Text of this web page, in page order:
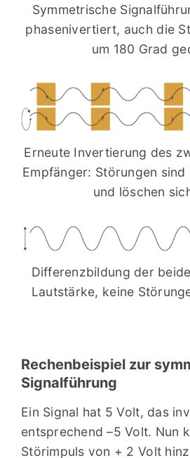
Symmetrische
phasenivertiert, auch die
um 180 Grad
Erneute Invertierung des
Empfänger: Störungen
und löschen
Differenzbildung der
Lautstärke, keine
Rechenbeispiel zur
Signalführung
Ein Signal hat 5 Volt, das
entsprechend –5 Volt. Nun
Störimpuls von + 2 Volt